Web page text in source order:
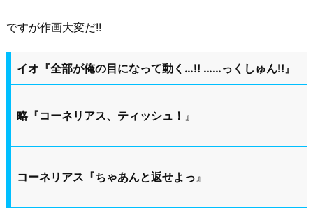
ですが作画大変だ!!
イオ『全部が俺の目になって動く…!! ……っくしゅん!!』
略『コーネリアス、ティッシュ！ 』
コーネリアス『ちゃあんと返せよっ』